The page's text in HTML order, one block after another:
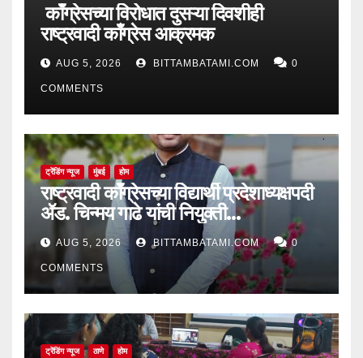
काँग्रेसच्या विरोधात दुसऱ्या दिवशीही
राष्ट्रवादी काँग्रेस आक्रमक
AUG 5, 2026 BITTAMBATAMI.COM 0
COMMENTS
ट्रेंडिंग न्यूज मुंबई होम
राष्ट्रवादी काँग्रेसच्या विद्यार्थी प्रदेशाध्यक्षपदी
ॲड. चिन्मय गाढे यांची नियुक्ती…
AUG 5, 2026 BITTAMBATAMI.COM 0
COMMENTS
ट्रेंडिंग न्यूज ठाणे होम